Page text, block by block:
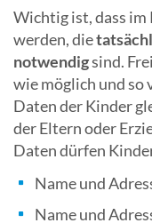
Wichtig ist, dass
werden, die
notwendigsind.
wie möglich und so
Daten der Kinder
der Eltern oder
Daten dürfen
Name und
Name und